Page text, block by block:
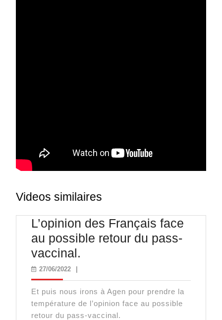
Videos similaires
L’opinion des Français face
au possible retour du pass-
vaccinal.
Français
face
au
27/06/202227/06/2022
Et puis nous irons à Agen pour prendre la
température de l’opinion face au possible
retour du pass-vaccinal.